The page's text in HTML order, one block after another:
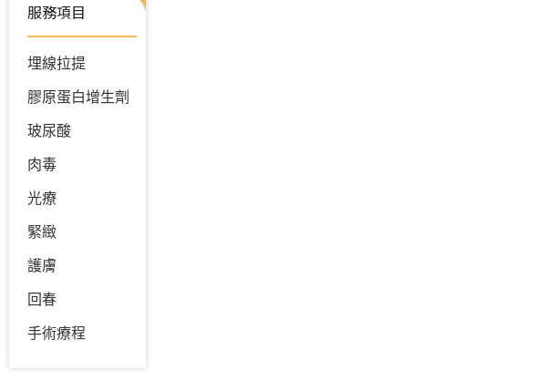
服務項目
埋線拉提
膠原蛋白增生劑
玻尿酸
肉毒
光療
緊緻
護膚
回春
手術療程